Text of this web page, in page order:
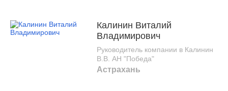
Калинин Виталий
Владимирович
Руководитель компании в Калинин
В.В. АН "Победа"
Астрахань